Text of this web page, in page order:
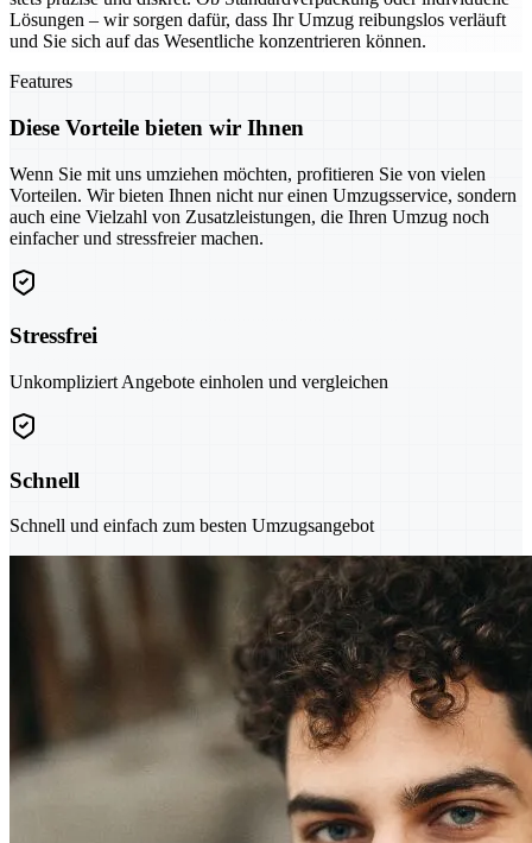
Lösungen – wir sorgen dafür, dass Ihr Umzug reibungslos verläuft
und Sie sich auf das Wesentliche konzentrieren können.
Features
Diese Vorteile bieten wir Ihnen
Wenn Sie mit uns umziehen möchten, profitieren Sie von vielen
Vorteilen. Wir bieten Ihnen nicht nur einen Umzugsservice, sondern
auch eine Vielzahl von Zusatzleistungen, die Ihren Umzug noch
einfacher und stressfreier machen.
Stressfrei
Unkompliziert Angebote einholen und vergleichen
Schnell
Schnell und einfach zum besten Umzugsangebot